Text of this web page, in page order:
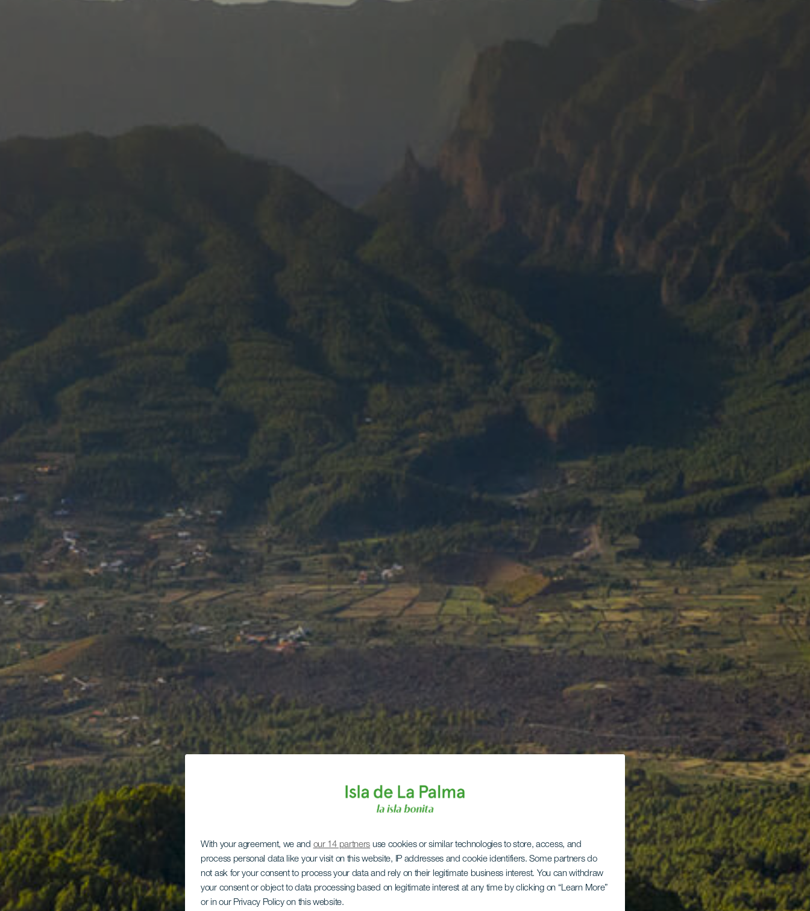
With your agreement, we and our 14 partners use cookies or similar technologies to store, access, and
process personal data like your visit on this website, IP addresses and cookie identifiers. Some partners do
not ask for your consent to process your data and rely on their legitimate business interest. You can withdraw
your consent or object to data processing based on legitimate interest at any time by clicking on “Learn More”
or in our Privacy Policy on this website.